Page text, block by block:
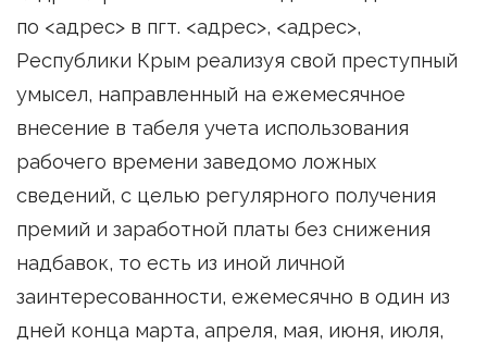
по <адрес> в пгт. <адрес>, <адрес>,
Республики Крым реализуя свой преступный
умысел, направленный на ежемесячное
внесение в табеля учета использования
рабочего времени заведомо ложных
сведений, с целью регулярного получения
премий и заработной платы без снижения
надбавок, то есть из иной личной
заинтересованности, ежемесячно в один из
дней конца марта, апреля, мая, июня, июля,